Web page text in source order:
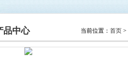
品中心 当前位置： 首页 >